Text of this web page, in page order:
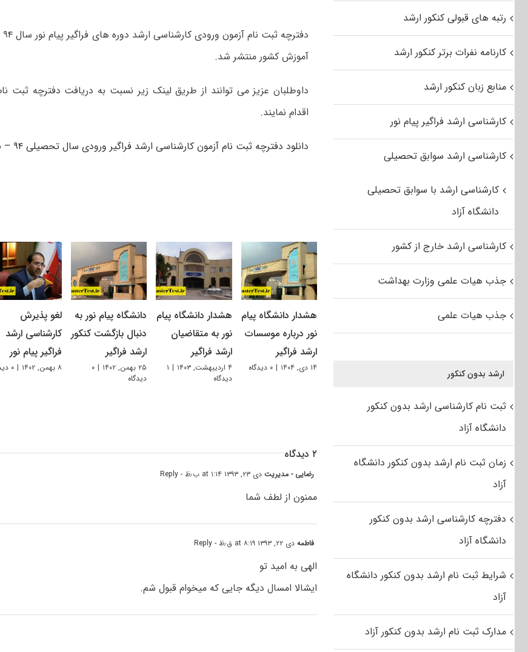
آموزش کشور منتشر شد.
اقدام نمایند.
دانلود دفترچه ثبت نام آزمون کارشناسی ارشد فراگیر ورودی سال تحصیلی ۹۴ – ۹۵
هشدار دانشگاه پیام
نور درباره موسسات
ارشد فراگیر
۱۴ دی, ۱۴۰۴ | ۰ دیدگاه
هشدار دانشگاه پیام
نور به متقاضیان
ارشد فراگیر
۴ اردیبهشت, ۱۴۰۳ | ۱
دیدگاه
دانشگاه پیام نور به
دنبال بازگشت کنکور
ارشد فراگیر
۲۵ بهمن, ۱۴۰۲ | ۰
دیدگاه
لغو پذیرش
کارشناسی ارشد
فراگیر پیام نور
۸ بهمن, ۱۴۰۲ | ۰ دیدگاه
۲ دیدگاه
رضایی - مدیریت دی ۲۳, ۱۳۹۳ at ۱:۱۴ ب٫ظ - Reply
ممنون از لطف شما
فاطمه دی ۲۲, ۱۳۹۳ at ۸:۱۹ ق٫ظ - Reply
الهی به امید تو
ایشالا امسال دیگه جایی که میخوام قبول شم.
رتبه های قبولی کنکور ارشد
کارنامه نفرات برتر کنکور ارشد
منابع زبان کنکور ارشد
کارشناسی ارشد فراگیر پیام نور
کارشناسی ارشد سوابق تحصیلی
کارشناسی ارشد با سوابق تحصیلی
دانشگاه آزاد
کارشناسی ارشد خارج از کشور
جذب هیات علمی وزارت بهداشت
جذب هیات علمی
ارشد بدون کنکور
ثبت نام کارشناسی ارشد بدون کنکور
دانشگاه آزاد
زمان ثبت نام ارشد بدون کنکور دانشگاه
آزاد
دفترچه کارشناسی ارشد بدون کنکور
دانشگاه آزاد
شرایط ثبت نام ارشد بدون کنکور دانشگاه
آزاد
مدارک ثبت نام ارشد بدون کنکور آزاد